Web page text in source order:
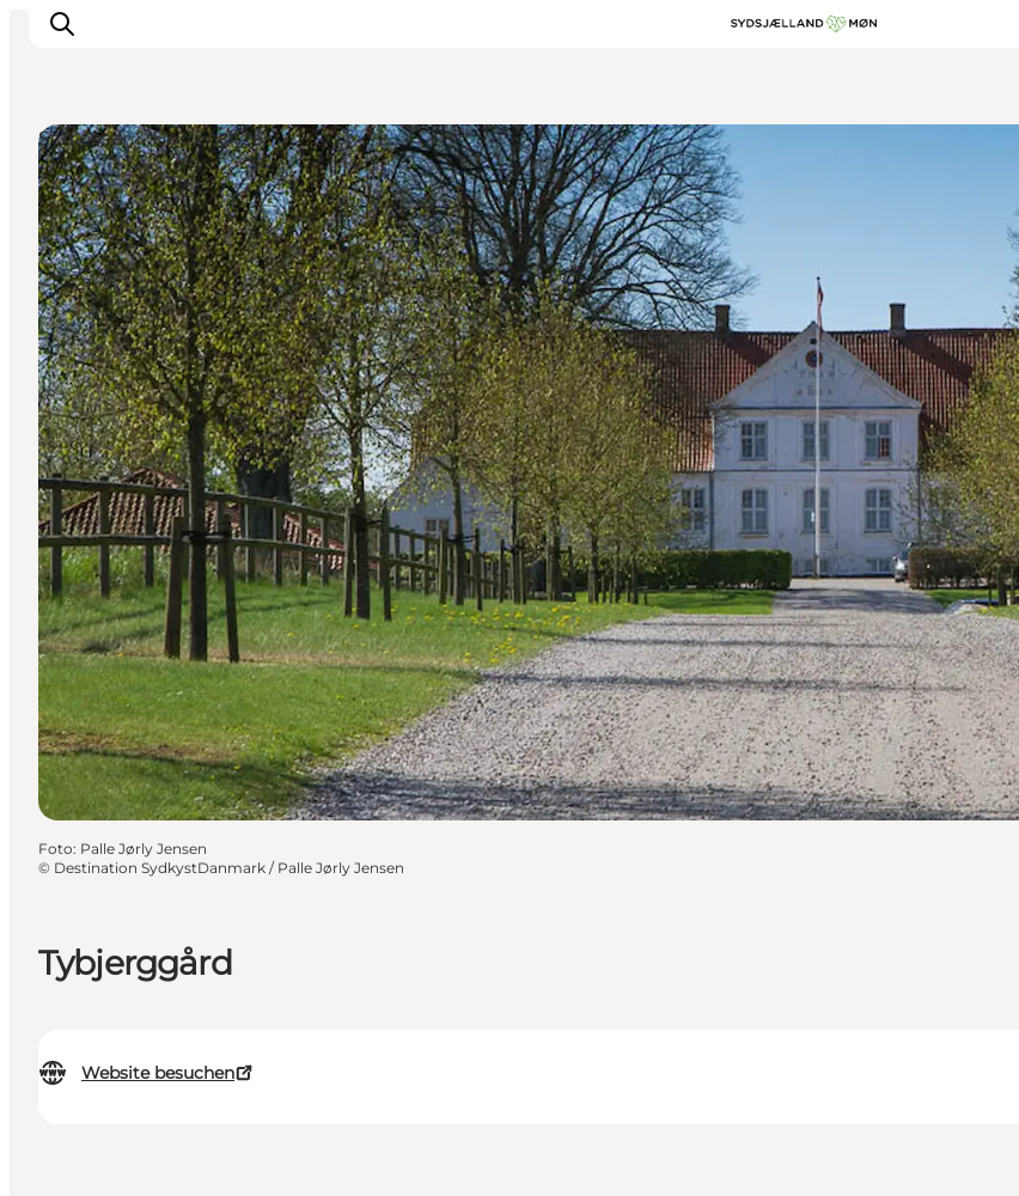
Erleben
Städte und Orte
Events
Essen
Unterkunft
Reise planen
Tybjerggård
Website besuchen
Schlösser & Herrensitze
Foto: Palle Jørly Jensen
© Destination SydkystDanmark / Palle Jørly Jensen